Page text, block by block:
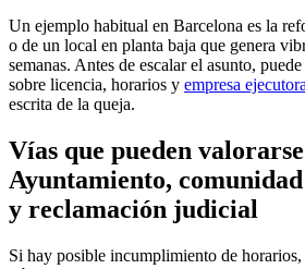
Un ejemplo habitual en Barcelona es la
o de un local en planta baja que genera
semanas. Antes de escalar el asunto,
sobre licencia, horarios y empresa ejecutora
escrita de la queja.
Vías que pueden
Ayuntamiento,
y reclamación judicial
Si hay posible incumplimiento de